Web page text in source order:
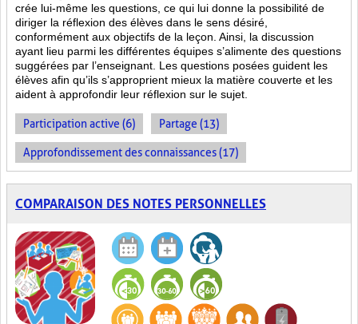
crée lui-même les questions, ce qui lui donne la possibilité de
diriger la réflexion des élèves dans le sens désiré,
conformément aux objectifs de la leçon. Ainsi, la discussion
ayant lieu parmi les différentes équipes s’alimente des questions
suggérées par l’enseignant. Les questions posées guident les
élèves afin qu’ils s’approprient mieux la matière couverte et les
aident à approfondir leur réflexion sur le sujet.
Participation active (6) Partage (13)
Approfondissement des connaissances (17)
COMPARAISON DES NOTES PERSONNELLES